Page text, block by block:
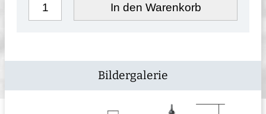
In den Warenkorb
Bildergalerie